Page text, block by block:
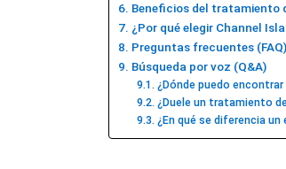
Beneficios del tratamiento
¿Por qué elegir Channel
Preguntas frecuentes (FAQ)
Búsqueda por voz (Q&A)
¿Dónde puedo
¿Duele un tratamiento
¿En qué se diferencia